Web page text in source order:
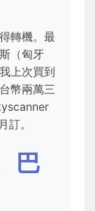
轉機。最
（匈牙
上次買到
幣兩萬三
。
巴